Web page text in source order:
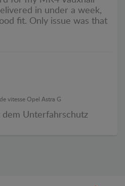
in under a week,
fit. Only issue was that
vitesse Opel Astra G
Unterfahrschutz